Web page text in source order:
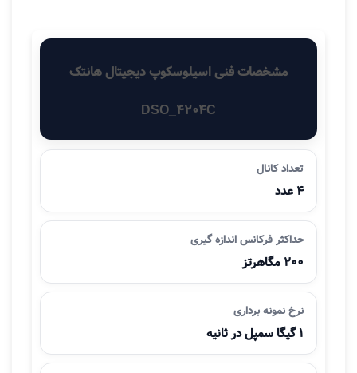
مشخصات فنی اسیلوسکوپ دیجیتال هانتک
DSO_4204C
تعداد کانال
4 عدد
حداکثر فرکانس اندازه گیری
200 مگاهرتز
نرخ نمونه برداری
1 گیگا سمپل در ثانیه